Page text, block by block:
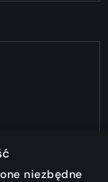
niezbędne